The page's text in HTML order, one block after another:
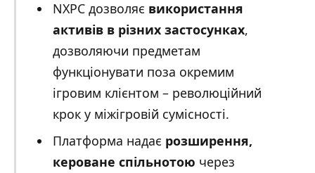
NXPC дозволяє використання
активів в різних застосунках,
дозволяючи предметам
функціонувати поза окремим
ігровим клієнтом – революційний
крок у міжігровій сумісності.
Платформа надає розширення,
кероване спільнотою через